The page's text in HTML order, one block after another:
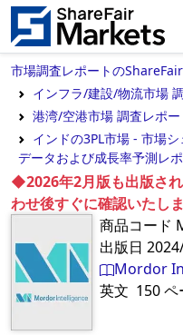
市場調査レポートの
インフラ/建設/物流市場
港湾/空港市場 調査レポー
インドの3PL市場 - 市場
データおよび成長率予測レ
◆2026年2月版も出版さ
わせ後すぐに確認いたしま
商品コード
出版日
Mordor
英文 150ペ